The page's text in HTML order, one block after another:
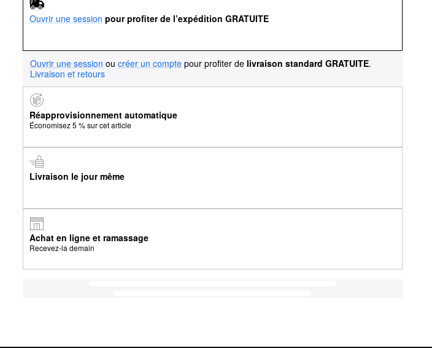
Ouvrir une session pour profiter de l’expédition GRATUITE
Ouvrir une session ou créer un compte pour profiter de livraison standard GRATUITE.
Livraison et retours
Réapprovisionnement automatique
Économisez 5 % sur cet article
Livraison le jour même
Achat en ligne et ramassage
Recevez-la demain